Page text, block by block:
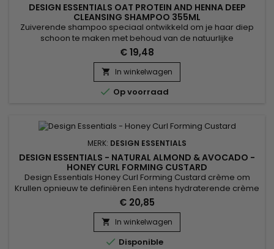
DESIGN ESSENTIALS OAT PROTEIN AND HENNA DEEP
CLEANSING SHAMPOO 355ML
Zuiverende shampoo speciaal ontwikkeld om je haar diep
schoon te maken met behoud van de natuurlijke
glans.&nbsp; Verrijkt met voedende haverproteïne en
verzorgend hennapoeder, verwijderen Design Essentials Oat
Protein en Henna Deep Cleansing Shampoo opgehoopte
resten van stylingproducten, ontgiften haar en hoofdhuid,
versterken de haarschacht,...
€ 19,48
 In winkelwagen
 Op voorraad
MERK: DESIGN ESSENTIALS
DESIGN ESSENTIALS - NATURAL ALMOND & AVOCADO -
HONEY CURL FORMING CUSTARD
Design Essentials Honey Curl Forming Custard crème om
Krullen opnieuw te definiëren Een intens hydraterende crème
om uitbundig haar in toom te houden. Deze crème, speciaal
ontwikkeld voor krullend haar, revitaliseert en herdefinieert
krullen in alle zachtheid zonder ze te verzwaren. &nbsp;Een
intens hydraterende crème om uitbundig haar in toom te...
€ 20,85
 In winkelwagen
 Disponible